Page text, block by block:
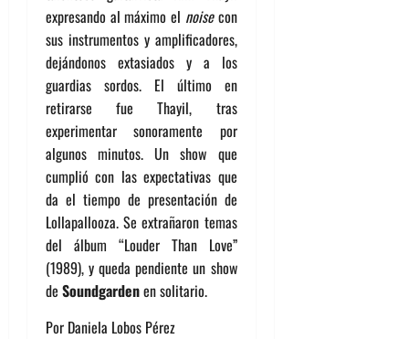
expresando al máximo el noisecon
sus instrumentos y amplificadores,
dejándonos extasiados y a los
guardias sordos. El último en
retirarse fue Thayil, tras
experimentar sonoramente por
algunos minutos. Un show que
cumplió con las expectativas que
da el tiempo de presentación de
Lollapallooza. Se extrañaron temas
del álbum “Louder Than Love”
(1989), y queda pendiente un show
de Soundgardenen solitario.
Por Daniela Lobos Pérez